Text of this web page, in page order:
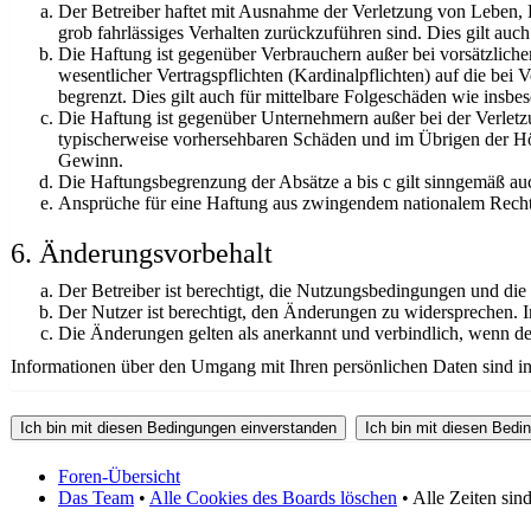
Der Betreiber haftet mit Ausnahme der Verletzung von
grob fahrlässiges Verhalten zurückzuführen sind. Dies gilt
Die Haftung ist gegenüber Verbrauchern außer bei
wesentlicher Vertragspflichten (Kardinalpflichten) auf die bei
begrenzt. Dies gilt auch für mittelbare Folgeschäden wie
Die Haftung ist gegenüber Unternehmern außer bei der
typischerweise vorhersehbaren Schäden und im Übrigen der
Gewinn.
Die Haftungsbegrenzung der Absätze a bis c gilt sinngemäß
Ansprüche für eine Haftung aus zwingendem nationalem
6. Änderungsvorbehalt
Der Betreiber ist berechtigt, die Nutzungsbedingungen und
Der Nutzer ist berechtigt, den Änderungen zu widersprechen.
Die Änderungen gelten als anerkannt und verbindlich, wenn
Informationen über den Umgang mit Ihren persönlichen Daten sind
Foren-Übersicht
Das Team • Alle Cookies des Boards löschen • Alle Zeiten